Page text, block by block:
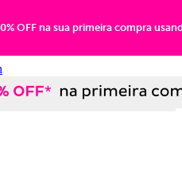
OFF na sua primeira compra